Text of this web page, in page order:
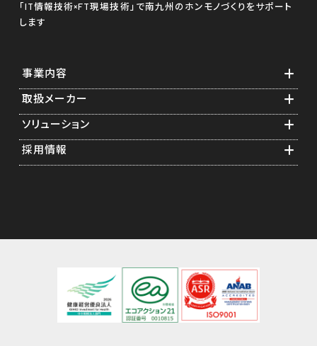
「IT情報技術×FT現場技術」で南九州のホンモノづくりをサポート
します
事業内容
ソフトウェア構築
スタートアップエンジニアリング
取扱メーカー
計測・制御機器関連
ソリューション
採用情報